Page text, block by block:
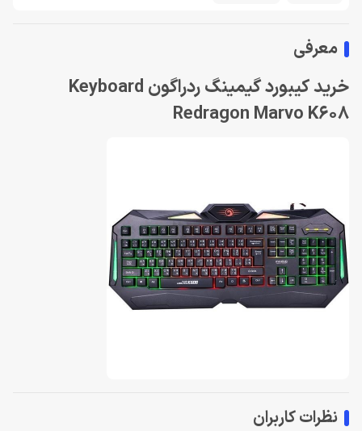
معرفی
خرید کیبورد گیمینگ ردراگون Keyboard
Redragon Marvo K608
نظرات کاربران